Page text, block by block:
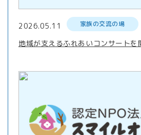
2026.05.11 家族の交流の場
地域が支えるふれあいコンサートを